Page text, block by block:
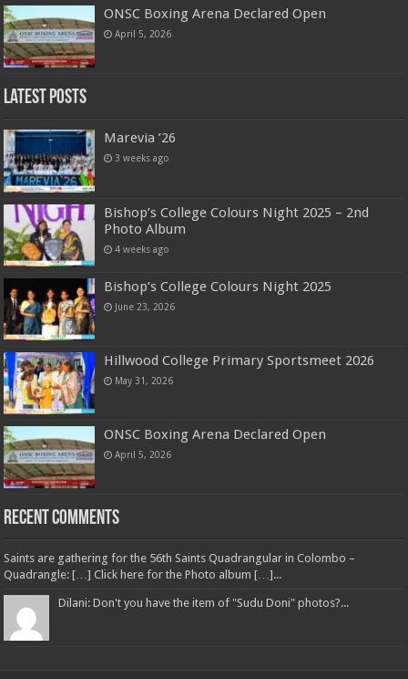
ONSC Boxing Arena Declared Open
April 5, 2026
Latest Posts
Marevia ’26
3 weeks ago
Bishop’s College Colours Night 2025 – 2nd
Photo Album
4 weeks ago
Bishop’s College Colours Night 2025
June 23, 2026
Hillwood College Primary Sportsmeet 2026
May 31, 2026
ONSC Boxing Arena Declared Open
April 5, 2026
Recent Comments
Saints are gathering for the 56th Saints Quadrangular in Colombo –
Quadrangle: […] Click here for the Photo album […]...
Dilani: Don't you have the item of "Sudu Doni" photos?...